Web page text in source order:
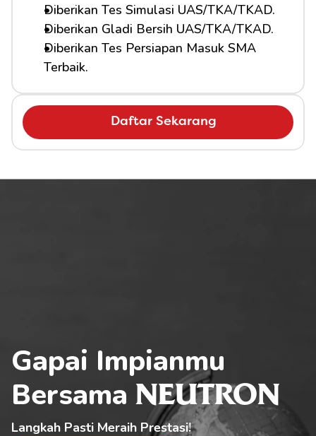
Daftar Sekarang
Diberikan Tes Simulasi UAS/TKA/TKAD.
Diberikan Gladi Bersih UAS/TKA/TKAD.
Diberikan Tes Persiapan Masuk SMA
Terbaik.
Gapai Impianmu
Bersama NEUTRON
Langkah Pasti Meraih Prestasi!